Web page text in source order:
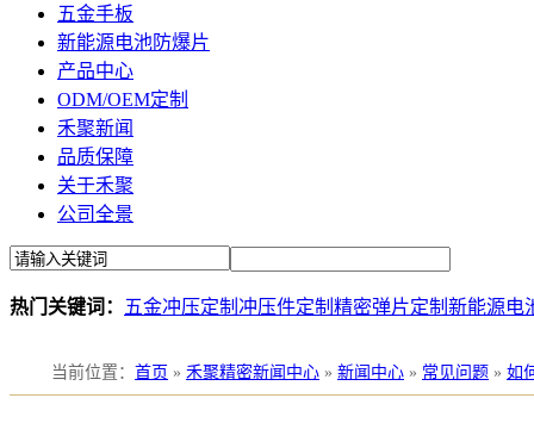
五金手板
新能源电池防爆片
产品中心
ODM/OEM定制
禾聚新闻
品质保障
关于禾聚
公司全景
热门关键词： 五金冲压定制 冲压件定制 精密弹片定制 新能源电
当前位置 ： 首页 » 禾聚精密新闻中心 » 新闻中心 » 常见问题 » 如